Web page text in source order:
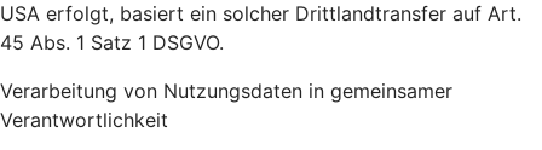
USA erfolgt, basiert ein solcher Drittlandtransfer auf Art.
45 Abs. 1 Satz 1 DSGVO.
Verarbeitung von Nutzungsdaten in gemeinsamer
Verantwortlichkeit